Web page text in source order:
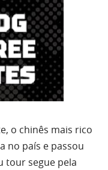
o chinês mais rico
no país e passou
tour segue pela